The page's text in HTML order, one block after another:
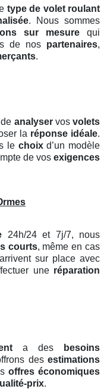
type de volet roulant
. Nous sommes
sur mesure qui
de nos partenaires,
.
analyservos volets
la réponse idéale.
le choixd’un modèle
de vos exigences
24h/24 et 7j/7, nous
courts, même en cas
arrivent sur place avec
une réparation
a des
besoins
des estimations
offres économiques
prix.